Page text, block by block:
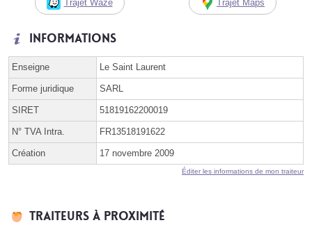
Trajet Waze Trajet Maps
Informations
Enseigne Le Saint Laurent
Forme juridique SARL
SIRET 51819162200019
N° TVA Intra. FR13518191622
Création 17 novembre 2009
Éditer les informations de mon traiteur
Traiteurs à proximité